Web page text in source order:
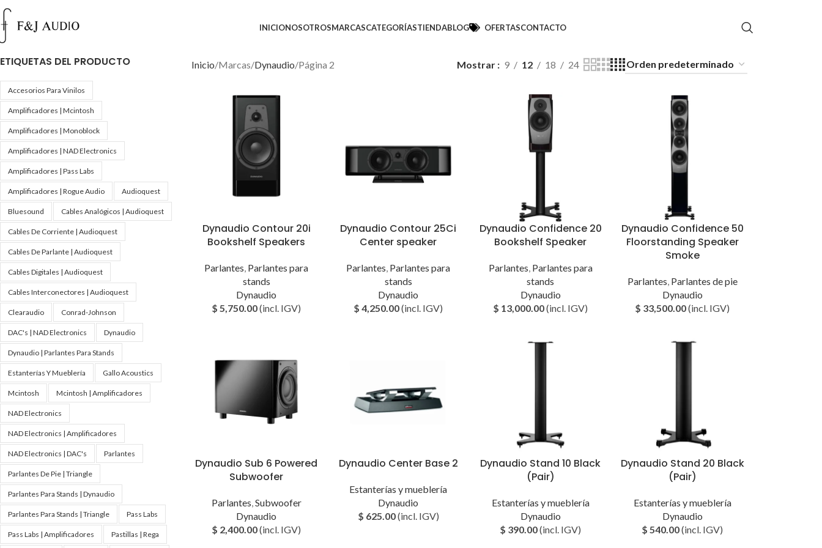
INICIONOSOTROSMARCASCATEGORÍASTIENDABLOG OFERTASCONTACTO
ETIQUETAS DEL PRODUCTO
Accesorios Para Vinilos
Amplificadores | Mcintosh
Amplificadores | Monoblock
Amplificadores | NAD Electronics
Amplificadores | Pass Labs
Amplificadores | Rogue Audio Audioquest
Bluesound Cables Analógicos | Audioquest
Cables De Corriente | Audioquest
Cables De Parlante | Audioquest
Cables Digitales | Audioquest
Cables Interconectores | Audioquest
Clearaudio Conrad-Johnson
DAC's | NAD Electronics Dynaudio
Dynaudio | Parlantes Para Stands
Estanterías Y Mueblería Gallo Acoustics
Mcintosh Mcintosh | Amplificadores
NAD Electronics
NAD Electronics | Amplificadores
NAD Electronics | DAC's Parlantes
Parlantes De Pie | Triangle
Parlantes Para Stands | Dynaudio
Parlantes Para Stands | Triangle Pass Labs
Pass Labs | Amplificadores Pastillas | Rega
Inicio Marcas Dynaudio Página 2 Mostrar 9 12 18 24
Dynaudio Contour 20i
Bookshelf Speakers
Parlantes, Parlantes para
stands
Dynaudio
$ 5,750.00(incl. IGV)
Dynaudio Contour 25Ci
Center speaker
Parlantes, Parlantes para
stands
Dynaudio
$ 4,250.00(incl. IGV)
Dynaudio Confidence 20
Bookshelf Speaker
Parlantes, Parlantes para
stands
Dynaudio
$ 13,000.00(incl. IGV)
Dynaudio Confidence 50
Floorstanding Speaker
Smoke
Parlantes, Parlantes de pie
Dynaudio
$ 33,500.00(incl. IGV)
Dynaudio Sub 6 Powered
Subwoofer
Parlantes,Subwoofer
Dynaudio
$ 2,400.00(incl. IGV)
Dynaudio Center Base 2
Estanterías y mueblería
Dynaudio
$ 625.00(incl. IGV)
Dynaudio Stand 10 Black
(Pair)
Estanterías y mueblería
Dynaudio
$ 390.00(incl. IGV)
Dynaudio Stand 20 Black
(Pair)
Estanterías y mueblería
Dynaudio
$ 540.00(incl. IGV)